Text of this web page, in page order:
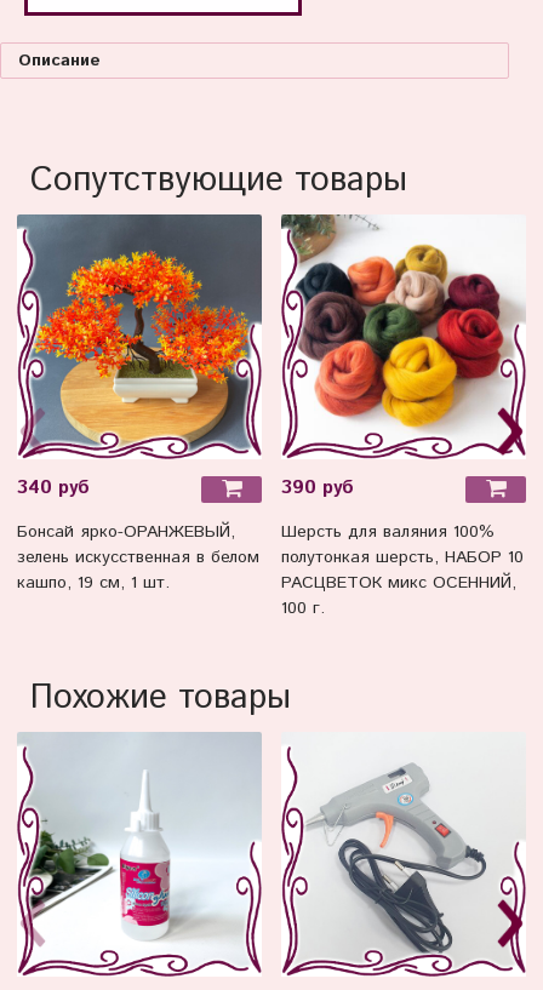
Описание
Сопутствующие товары
340 руб
Бонсай ярко-ОРАНЖЕВЫЙ,
зелень искусственная в белом
кашпо, 19 см, 1 шт.
390 руб
Шерсть для валяния 100%
полутонкая шерсть, НАБОР 10
РАСЦВЕТОК микс ОСЕННИЙ,
100 г.
Похожие товары